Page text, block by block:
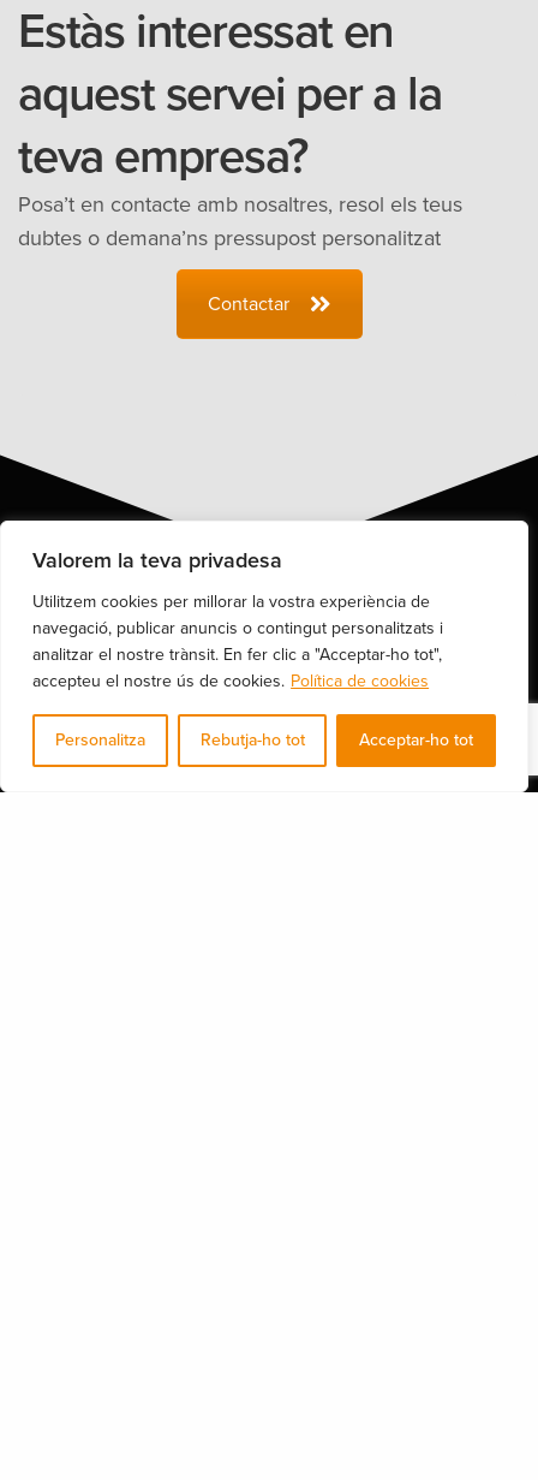
Valorem la teva privadesa
Utilitzem cookies per millorar la vostra experiència de
navegació, publicar anuncis o contingut personalitzats i
analitzar el nostre trànsit. En fer clic a "Acceptar-ho tot",
accepteu el nostre ús de cookies. Política de cookies
Personalitza Rebutja-ho tot Acceptar-ho tot
Estàs interessat en
aquest servei per a la
teva empresa?
Posa’t en contacte amb nosaltres, resol els teus
dubtes o demana’ns pressupost personalitzat
Contactar
Sobre Nexus-ON
Som un equip de professionals amb més de 15 anys d’experiència en el